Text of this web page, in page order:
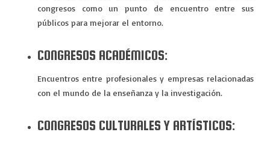
congresos como un punto de encuentro entre sus
públicos para mejorar el entorno.
CONGRESOS ACADÉMICOS:
Encuentros entre profesionales y empresas relacionadas
con el mundo de la enseñanza y la investigación.
CONGRESOS CULTURALES Y ARTÍSTICOS: